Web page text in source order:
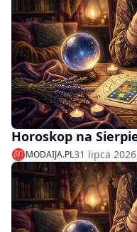
Horoskop na
MODAIJA.PL31 lipca